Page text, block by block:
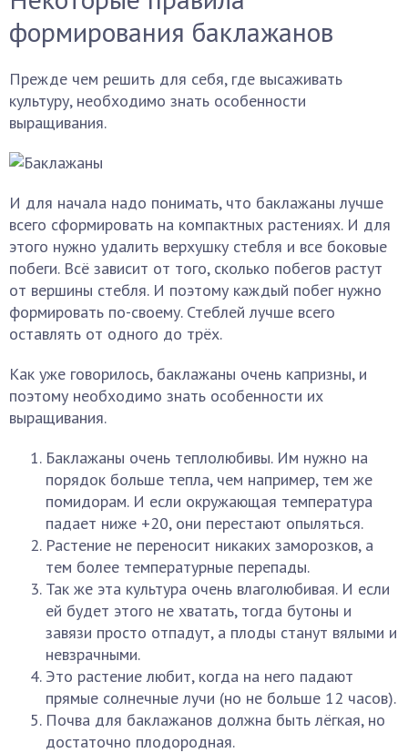
формирования баклажанов
Прежде чем решить для себя, где высаживать
культуру, необходимо знать особенности
выращивания.
И для начала надо понимать, что баклажаны лучше
всего сформировать на компактных растениях. И для
этого нужно удалить верхушку стебля и все боковые
побеги. Всё зависит от того, сколько побегов растут
от вершины стебля. И поэтому каждый побег нужно
формировать по-своему. Стеблей лучше всего
оставлять от одного до трёх.
Как уже говорилось, баклажаны очень капризны, и
поэтому необходимо знать особенности их
выращивания.
Баклажаны очень теплолюбивы. Им нужно на
порядок больше тепла, чем например, тем же
помидорам. И если окружающая температура
падает ниже +20, они перестают опыляться.
Растение не переносит никаких заморозков, а
тем более температурные перепады.
Так же эта культура очень влаголюбивая. И если
ей будет этого не хватать, тогда бутоны и
завязи просто отпадут, а плоды станут вялыми и
невзрачными.
Это растение любит, когда на него падают
прямые солнечные лучи (но не больше 12 часов).
Почва для баклажанов должна быть лёгкая, но
достаточно плодородная.